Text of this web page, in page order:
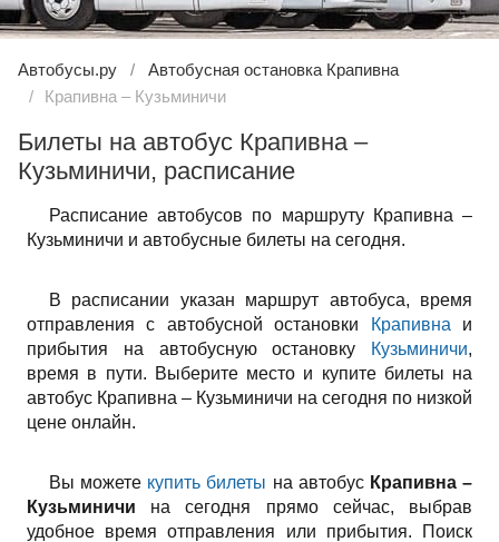
Автобусы.ру
Автобусная остановка Крапивна
Крапивна – Кузьминичи
Билеты на автобус Крапивна –
Кузьминичи, расписание
Расписание автобусов по маршруту Крапивна –
Кузьминичи и автобусные билеты на сегодня.
В расписании указан маршрут автобуса, время
отправления с автобусной остановки
Крапивна и
прибытия на автобусную остановку
Кузьминичи,
время в пути. Выберите место и купите билеты на
автобус Крапивна – Кузьминичи на сегодня по низкой
цене онлайн.
Вы можете купить билеты на автобус Крапивна –
Кузьминичи на сегодня прямо сейчас, выбрав
удобное время отправления или прибытия. Поиск